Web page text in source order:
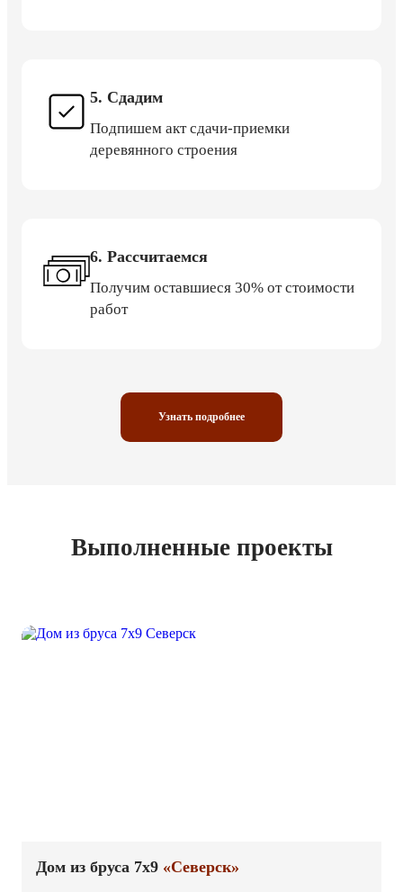
5. Сдадим
Подпишем акт сдачи-приемки
деревянного строения
6. Рассчитаемся
Получим оставшиеся 30% от стоимости
работ
Узнать подробнее
Выполненные проекты
Дом из бруса 7х9 «Северск»